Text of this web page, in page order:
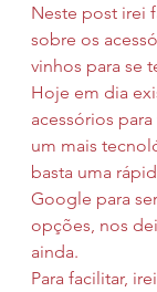
Neste post irei
sobre os
vinhos para se
Hoje em dia
acessórios
um mais
basta uma
Google para
opções, nos
ainda.
Para facilitar,